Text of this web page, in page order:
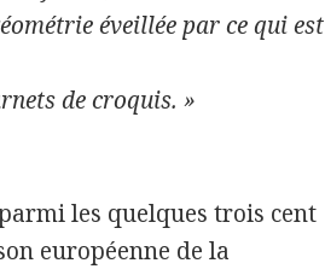
éveillée par ce qui est
de croquis. »
les quelques trois cent
européenne de la